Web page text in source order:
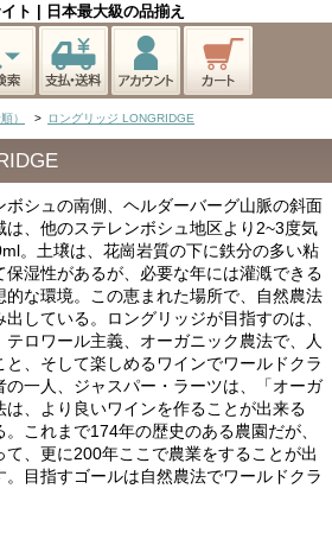
ト | 日本最大級の品揃え
） > ロングリッジ LONGRIDGE
ボシュの南側、ヘルダーバーグ山脈の斜面
は、他のステレンボシュ地区より2~3度気
。土壌は、花崗岩質の下に鉄分の多い粘
湿性があるが、必要な年には灌漑できる
的な環境。この恵まれた場所で、自然農法
している。ロングリッジが目指すのは、
ロワール主義、オーガニック農法で、人
と、そして楽しめるワインでワールドクラ
の一人、ジャスパー・ラーツは、「オーガ
、より良いワインを作ることが出来る
これまで174年の歴史のある農園だが、
て、更に200年ここで農業をすることが出
目指すゴールは自然農法でワールドクラ